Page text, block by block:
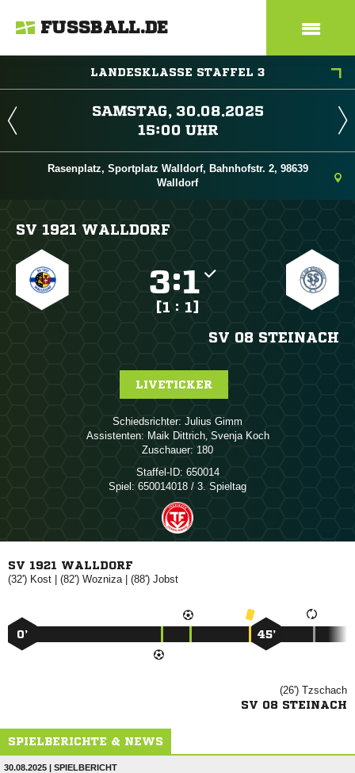
FUSSBALL.DE
LANDESKLASSE STAFFEL 3
 
 
Rasenplatz, Sportplatz Walldorf, Bahnhofstr. 2, 98639
Walldorf
SV 1921 WALLDORF
:
[1 : 1]
SV 08 STEINACH
LIVETICKER
Schiedsrichter:  
Assistenten:  ,  
Zuschauer: 180
Staffel-ID: 650014
Spiel: 650014018 / 3. Spieltag
SV 1921 WALLDORF
(32')  | (82') | (88') 
0’ 45’
(26') 
SV 08 STEINACH
SPIELBERICHTE & NEWS
30.08.2025 | SPIELBERICHT